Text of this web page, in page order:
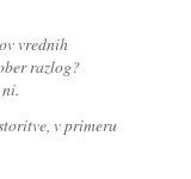
vrednih
razlog?
v primeru